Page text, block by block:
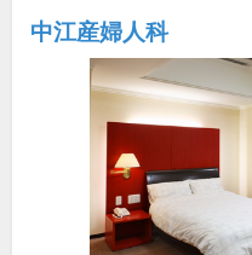
中江産婦人科